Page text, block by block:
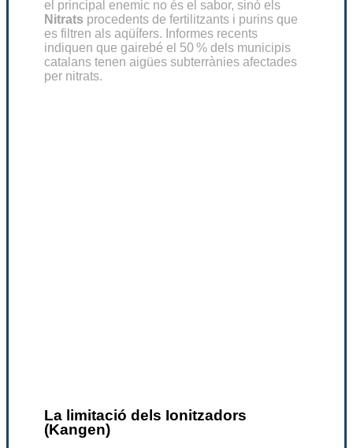
el principal enemic no és el sabor, sinó els
Nitrats procedents de fertilitzants i purins que
es filtren als aqüífers. Informes recents
indiquen que gairebé el 50 % dels municipis
catalans tenen aigües subterrànies afectades
per nitrats.
La limitació dels Ionitzadors
(Kangen)